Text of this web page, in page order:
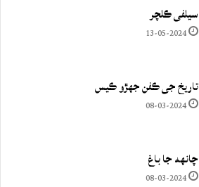
سيلفي ڪلچر
13-05-2024
تاريخ جي ڪفن جھڙو ڪيس
08-03-2024
چانهه جا باغ
08-03-2024